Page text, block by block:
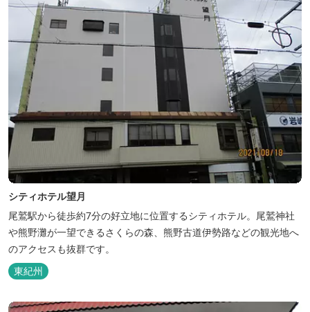
シティホテル望月
尾鷲駅から徒歩約7分の好立地に位置するシティホテル。尾鷲神社
や熊野灘が一望できるさくらの森、熊野古道伊勢路などの観光地へ
のアクセスも抜群です。
東紀州